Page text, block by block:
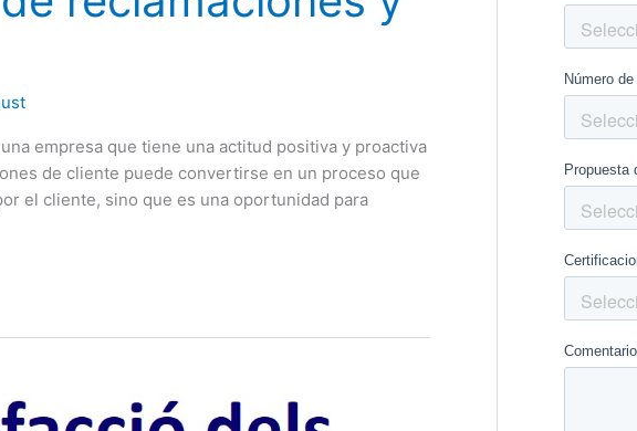
empresa que tiene una actitud positiva y proactiva
de cliente puede convertirse en un proceso que
el cliente, sino que es una oportunidad para